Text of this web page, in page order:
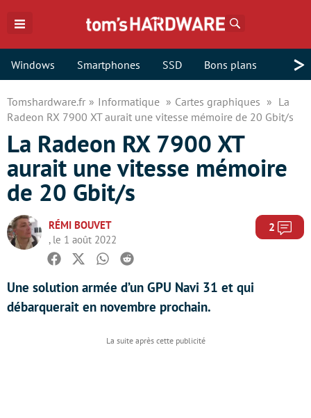
Windows Smartphones SSD Bons plans >
Tomshardware.fr Informatique Cartes graphiques
La
Radeon RX 7900 XT aurait une vitesse mémoire de 20 Gbit/s
La Radeon RX 7900 XT
aurait une vitesse mémoire
de 20 Gbit/s
RÉMI BOUVET
, le 1 août 2022
2
Facebook
TwitterWhatsapp
Reddit
Une solution armée d’un GPU Navi 31 et qui
débarquerait en novembre prochain.